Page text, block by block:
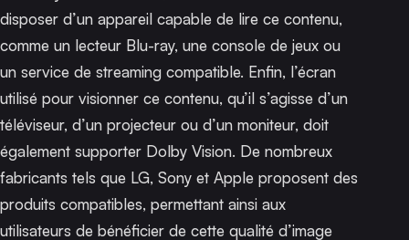
disposer d’un appareil capable de lire ce contenu,
comme un lecteur Blu-ray, une console de jeux ou
un service de streaming compatible. Enfin, l’écran
utilisé pour visionner ce contenu, qu’il s’agisse d’un
téléviseur, d’un projecteur ou d’un moniteur, doit
également supporter Dolby Vision. De nombreux
fabricants tels que LG, Sony et Apple proposent des
produits compatibles, permettant ainsi aux
utilisateurs de bénéficier de cette qualité d’image